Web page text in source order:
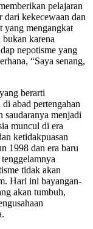
pelajaran
dari kekecewaan dan
yang mengangkat
bukan karena
nepotisme yang
“Saya senang,
yang berarti
abad pertengahan
saudaranya menjadi
muncul di era
ketidakpuasan
1998 dan era baru
tidak akan
Hari ini bayangan-
akan tumbuh,